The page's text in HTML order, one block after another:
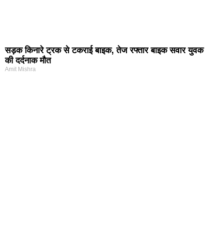
सड़क किनारे ट्रक से टकराई बाइक, तेज रफ्तार बाइक सवार युवक
की दर्दनाक मौत
Amit Mishra